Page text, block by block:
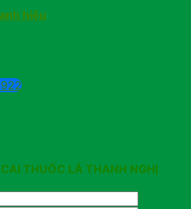
hiệu
THUỐC LÁ THANH NGHỊ